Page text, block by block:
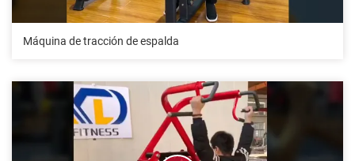
Máquina de tracción de espalda